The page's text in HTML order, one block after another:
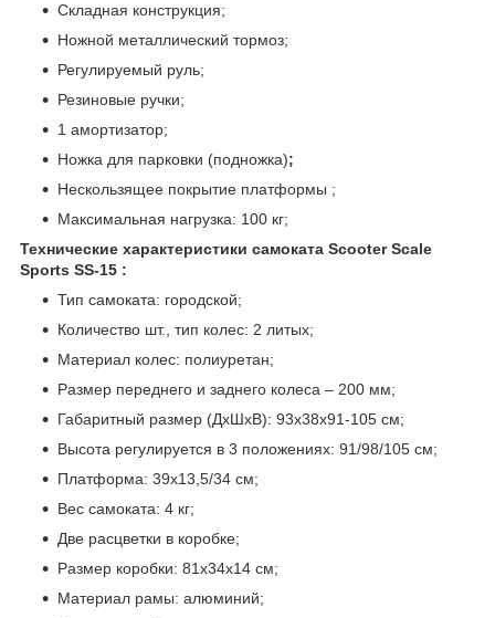
Складная конструкция;
Ножной металлический тормоз;
Регулируемый руль;
Резиновые ручки;
1 амортизатор;
Ножка для парковки (подножка);
Нескользящее покрытие платформы ;
Максимальная нагрузка: 100 кг;
Технические характеристики самоката Scooter Scale
Sports SS-15 :
Тип самоката: городской;
Количество шт., тип колес: 2 литых;
Материал колес: полиуретан;
Размер переднего и заднего колеса – 200 мм;
Габаритный размер (ДхШхВ): 93х38х91-105 см;
Высота регулируется в 3 положениях: 91/98/105 см;
Платформа: 39х13,5/34 см;
Вес самоката: 4 кг;
Две расцветки в коробке;
Размер коробки: 81х34х14 см;
Материал рамы: алюминий;